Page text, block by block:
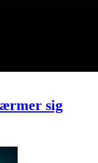
sig